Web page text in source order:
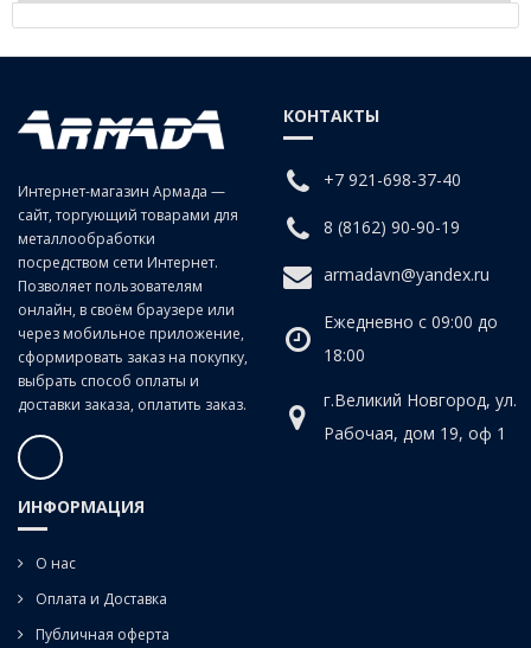
Нарезание и калибрование наружной метрической резьбы на
заготовках из сталей средней и низкой твердости, цветных сплавов,
изготавливаемых в объемах серий. Фиксация – ручные и
машинные плашкодержатели, также токарные патроны
Интернет-магазин Армада —
сайт, торгующий товарами для
металлообработки
посредством сети Интернет.
Позволяет пользователям
онлайн, в своём браузере или
через мобильное приложение,
сформировать заказ на покупку,
выбрать способ оплаты и
доставки заказа, оплатить заказ.
КОНТАКТЫ
+7 921-698-37-40
8 (8162) 90-90-19
armadavn@yandex.ru
Ежедневно с 09:00 до
18:00
г.Великий Новгород, ул.
Рабочая, дом 19, оф 1
ИНФОРМАЦИЯ
О нас
Оплата и Доставка
Публичная оферта